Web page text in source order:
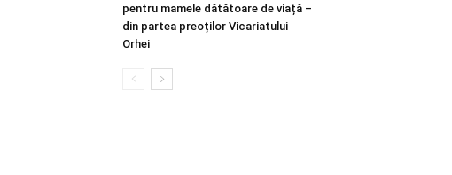
pentru mamele dătătoare de viață –
din partea preoților Vicariatului
Orhei